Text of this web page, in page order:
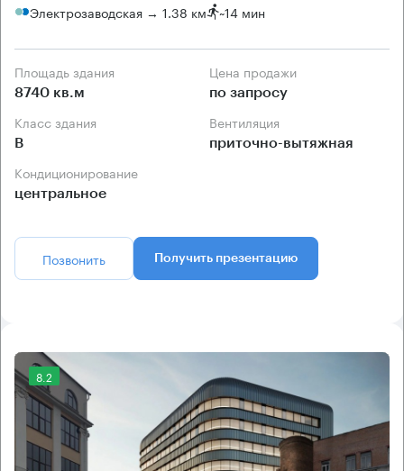
Электрозаводская → 1.38 км ~14 мин
Площадь здания
8740 кв.м
Цена продажи
по запросу
Класс здания
B
Вентиляция
приточно-вытяжная
Кондиционирование
центральное
Позвонить Получить презентацию
8.2